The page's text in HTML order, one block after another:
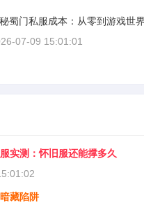
蜀门私服成本：从零到游戏世
07-09 15:01:01
实测：怀旧服还能撑多久
藏陷阱